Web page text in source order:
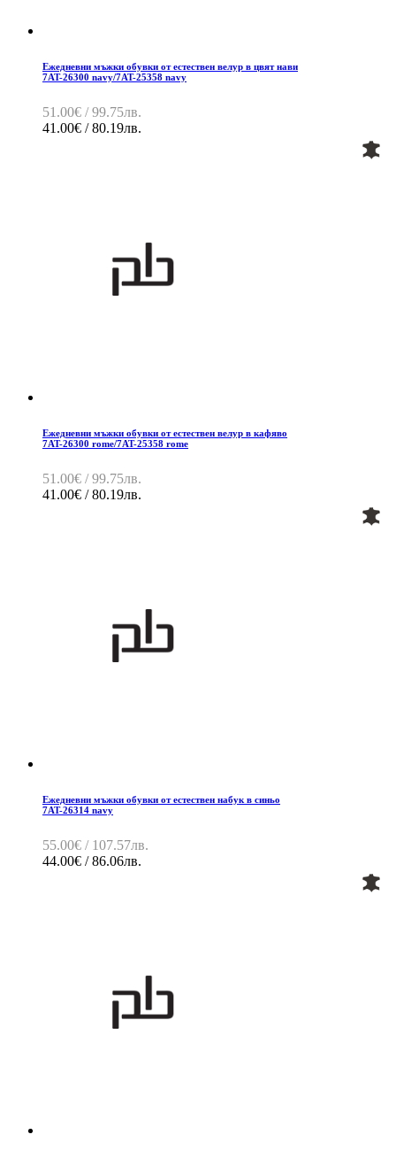
Ежедневни мъжки обувки от естествен велур в цвят нави
7AT-26300 navy/7AT-25358 navy
51.00€ / 99.75лв.
41.00€ / 80.19лв.
Ежедневни мъжки обувки от естествен велур в кафяво
7AT-26300 rome/7AT-25358 rome
51.00€ / 99.75лв.
41.00€ / 80.19лв.
Ежедневни мъжки обувки от естествен набук в синьо
7AT-26314 navy
55.00€ / 107.57лв.
44.00€ / 86.06лв.